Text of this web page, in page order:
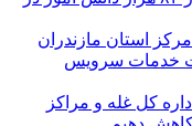
استان مازندران
خدمات سرویس
کل غله و مراکز